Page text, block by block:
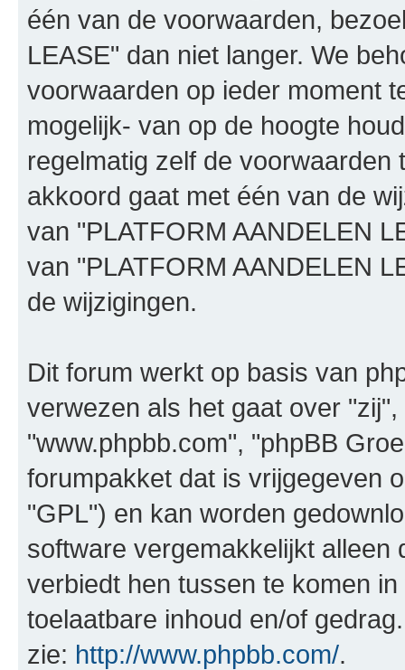
één van de voorwaarden,
LEASE" dan niet langer. We
voorwaarden op ieder moment
mogelijk- van op de hoogte
regelmatig zelf de voorwaarden
akkoord gaat met één van de
van "PLATFORM AANDELEN
van "PLATFORM AANDELEN
de wijzigingen.
Dit forum werkt op basis van
verwezen als het gaat over
"www.phpbb.com", "phpBB
forumpakket dat is vrijgegeven
"GPL") en kan worden
software vergemakkelijkt alleen
verbiedt hen tussen te komen
toelaatbare inhoud en/of
zie: http://www.phpbb.com/.